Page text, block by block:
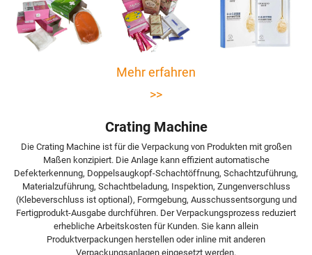
Mehr erfahren
>>
Crating Machine
Die Crating Machine ist für die Verpackung von Produkten mit großen
Maßen konzipiert. Die Anlage kann effizient automatische
Defekterkennung, Doppelsaugkopf-Schachtöffnung, Schachtzuführung,
Materialzuführung, Schachtbeladung, Inspektion, Zungenverschluss
(Klebeverschluss ist optional), Formgebung, Ausschussentsorgung und
Fertigprodukt-Ausgabe durchführen. Der Verpackungsprozess reduziert
erhebliche Arbeitskosten für Kunden. Sie kann allein
Produktverpackungen herstellen oder inline mit anderen
Verpackungsanlagen eingesetzt werden.